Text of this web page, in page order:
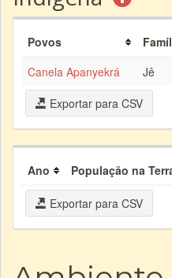
Povos
Canela Apanyekrá
Jê
Exportar para CSV
Ano População na
Exportar para CSV